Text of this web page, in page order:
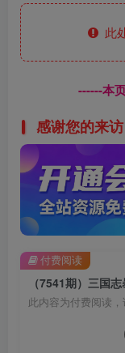
此
------本
感谢您的来
此内容为付费阅读
付费阅读